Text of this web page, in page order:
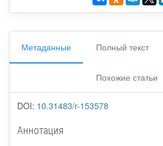
Метаданные Полный текст
Похожие статьи
DOI: 10.31483/r-153578
Аннотация